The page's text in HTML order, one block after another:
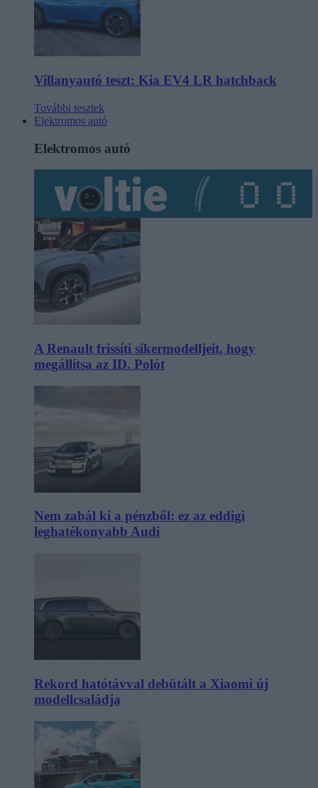
Villanyautó teszt: Kia EV4 LR hatchback
További tesztek
Elektromos autó
Elektromos autó
A Renault frissíti sikermodelljeit, hogy
megállítsa az ID. Polót
Nem zabál ki a pénzből: ez az eddigi
leghatékonyabb Audi
Rekord hatótávval debütált a Xiaomi új
modellcsaládja